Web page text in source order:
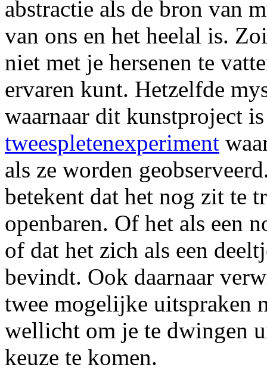
abstractie als de bron van
van ons en het heelal is.
niet met je hersenen te
ervaren kunt. Hetzelfde
waarnaar dit kunstproject
tweespletenexperiment
als ze worden
betekent dat het nog zit te
openbaren. Of het als een
of dat het zich als een
bevindt. Ook daarnaar
twee mogelijke uitspraken
wellicht om je te dwingen
keuze te komen.